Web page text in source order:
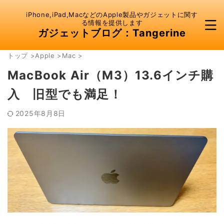
iPhone,iPad,MacなどのApple製品やガジェットに関す
る情報を提供します
ガジェットブログ：Tangerine
トップ >Apple >Mac >
MacBook Air（M3）13.6インチ購
入 旧型でも満足！
2025年8月8日